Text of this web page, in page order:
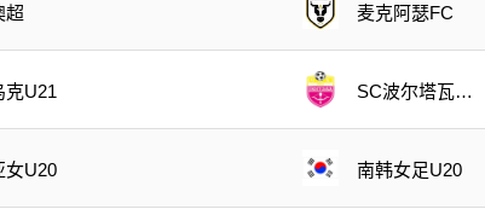
超 麦克阿瑟FC
克U21
SC波尔塔瓦U2
女U20 南韩女足U20